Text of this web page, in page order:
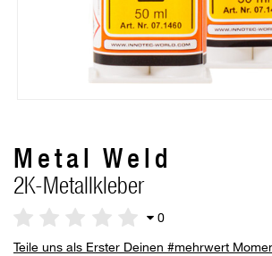
Metal Weld
2K-Metallkleber
0
Teile uns als Erster Deinen #mehrwert